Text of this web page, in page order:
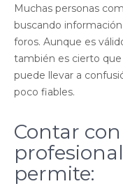
Muchas personas
buscando
foros. Aunque es
también es cierto
puede llevar a
poco fiables.
Contar
permite: